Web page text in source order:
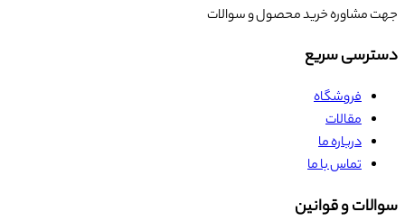
جهت مشاوره خرید محصول و سوالات
دسترسی سریع
فروشگاه
مقالات
درباره ما
تماس با ما
سوالات و قوانین